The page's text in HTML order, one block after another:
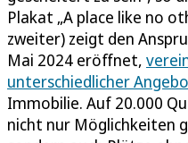
Plakat „A place like no
zweiter) zeigt den
Mai 2024 eröffnet,
unterschiedlicher
Immobilie. Auf 20.000
nicht nur Möglichkeiten